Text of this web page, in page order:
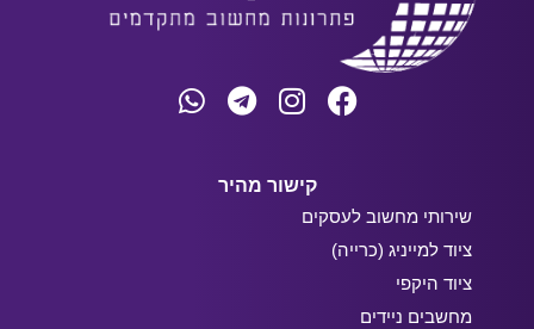
קישור מהיר
שירותי מחשוב לעסקים
ציוד למייניג (כרייה)
ציוד היקפי
מחשבים ניידים